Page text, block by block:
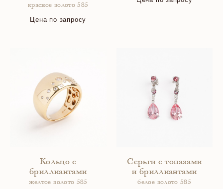
красное золото 585
Цена по запросу
Кольцо с
бриллиантами
желтое золото 585
Серьги с топазами
и бриллиантами
белое золото 585